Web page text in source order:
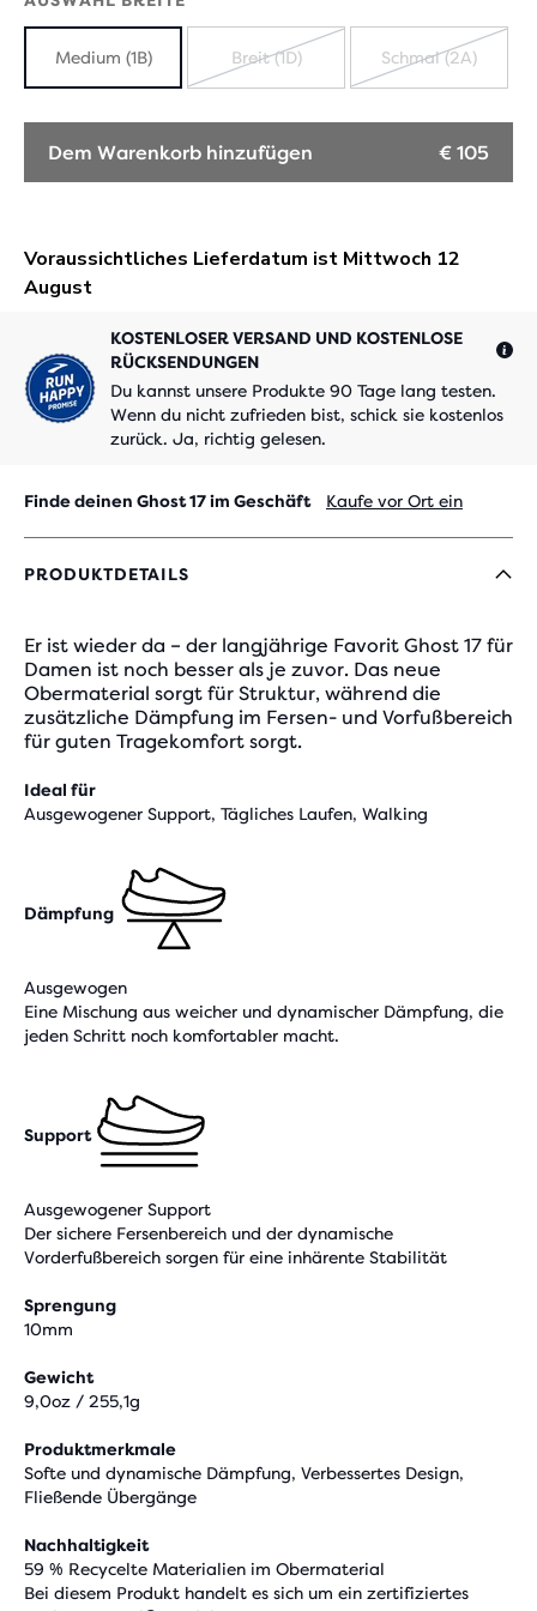
Medium (1B)
AUSVERKAUFT
Breit (1D) Schmal (2A)
Dem Warenkorb hinzufügen € 105
KOSTENLOSER VERSAND UND KOSTENLOSE
RÜCKSENDUNGEN
Du kannst unsere Produkte 90 Tage lang testen.
Wenn du nicht zufrieden bist, schick sie kostenlos
zurück. Ja, richtig gelesen.
Finde deinen Ghost 17 im Geschäft Kaufe vor Ort ein
PRODUKTDETAILS
Er ist wieder da – der langjährige Favorit Ghost 17 für
Damen ist noch besser als je zuvor. Das neue
Obermaterial sorgt für Struktur, während die
zusätzliche Dämpfung im Fersen- und Vorfußbereich
für guten Tragekomfort sorgt.
Ideal für
Ausgewogener Support, Tägliches Laufen, Walking
Dämpfung
Ausgewogen
Eine Mischung aus weicher und dynamischer Dämpfung, die
jeden Schritt noch komfortabler macht.
Support
Ausgewogener Support
Der sichere Fersenbereich und der dynamische
Vorderfußbereich sorgen für eine inhärente Stabilität
Sprengung
10mm
Gewicht
9,0oz / 255,1g
Produktmerkmale
Softe und dynamische Dämpfung, Verbessertes Design,
Fließende Übergänge
Nachhaltigkeit
59 % Recycelte Materialien im Obermaterial
Bei diesem Produkt handelt es sich um ein zertifiziertes